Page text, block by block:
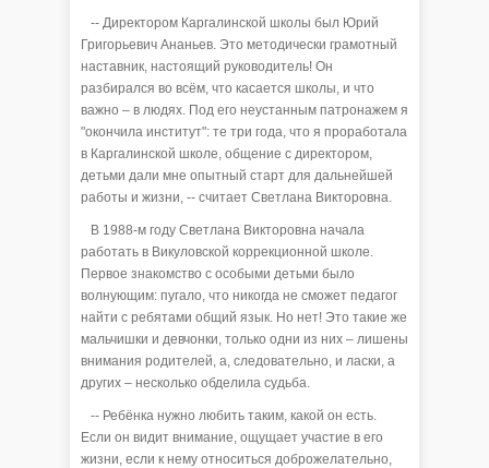
-- Директором Каргалинской школы был Юрий
Григорьевич Ананьев. Это методически грамотный
наставник, настоящий руководитель! Он
разбирался во всём, что касается школы, и что
важно – в людях. Под его неустанным патронажем я
"окончила институт": те три года, что я проработала
в Каргалинской школе, общение с директором,
детьми дали мне опытный старт для дальнейшей
работы и жизни, -- считает Светлана Викторовна.
В 1988-м году Светлана Викторовна начала
работать в Викуловской коррекционной школе.
Первое знакомство с особыми детьми было
волнующим: пугало, что никогда не сможет педагог
найти с ребятами общий язык. Но нет! Это такие же
мальчишки и девчонки, только одни из них – лишены
внимания родителей, а, следовательно, и ласки, а
других – несколько обделила судьба.
-- Ребёнка нужно любить таким, какой он есть.
Если он видит внимание, ощущает участие в его
жизни, если к нему относиться доброжелательно,